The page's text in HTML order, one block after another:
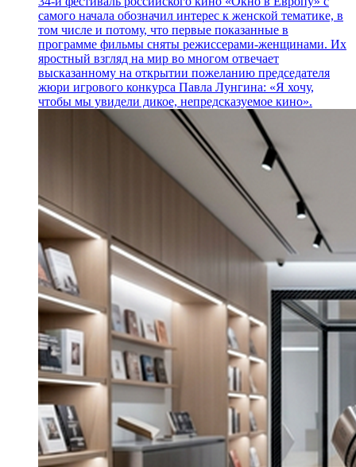
самого начала обозначил интерес к женской тематике, в
том числе и потому, что первые показанные в
программе фильмы сняты режиссерами-женщинами. Их
яростный взгляд на мир во многом отвечает
высказанному на открытии пожеланию председателя
жюри игрового конкурса Павла Лунгина: «Я хочу,
чтобы мы увидели дикое, непредсказуемое кино».